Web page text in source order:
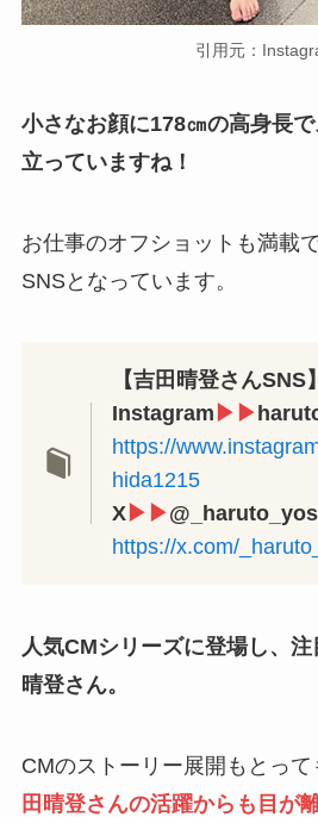
引用元：
小さなお顔に178㎝の高身長
立っていますね！
お仕事のオフショットも満載
SNSとなっています。
【吉田晴登さんSNS】
Instagram ▶▶
https://
hida1215
X ▶▶
https://x.com/
人気CMシリーズに登場し、
晴登さん。
CMのストーリー展開もとって
田晴登さんの活躍からも目が